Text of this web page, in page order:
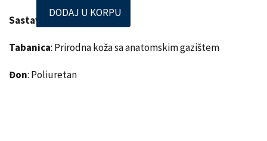
DODAJ U KORPU
Sastav lica: Prirodna koža
Tabanica: Prirodna koža sa anatomskim gazištem
Đon: Poliuretan